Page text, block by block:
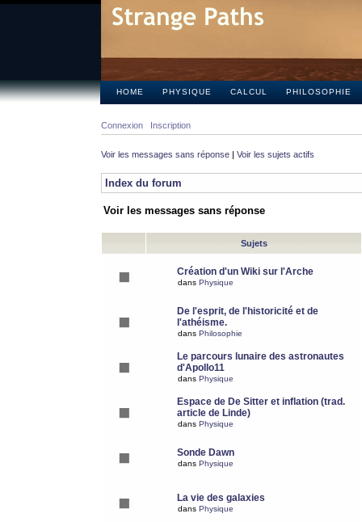
HOME PHYSIQUE CALCUL PHILOSOPHIE
Connexion Inscription
Voir les messages sans réponse | Voir les sujets actifs
Index du forum
Voir les messages sans réponse
Sujets
Création d'un Wiki sur l'Arche
dans Physique
De l'esprit, de l'historicité et de
l'athéisme.
dans Philosophie
Le parcours lunaire des astronautes
d'Apollo11
dans Physique
Espace de De Sitter et inflation (trad.
article de Linde)
dans Physique
Sonde Dawn
dans Physique
La vie des galaxies
dans Physique